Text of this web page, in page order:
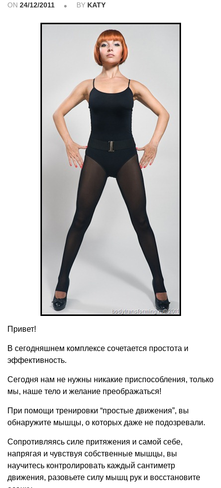
ON 24/12/2011 BY KATY
Привет!
В сегодняшнем комплексе сочетается простота и
эффективность.
Сегодня нам не нужны никакие приспособления, только
мы, наше тело и желание преображаться!
При помощи тренировки “простые движения”, вы
обнаружите мышцы, о которых даже не подозревали.
Сопротивляясь силе притяжения и самой себе,
напрягая и чувствуя собственные мышцы, вы
научитесь контролировать каждый сантиметр
движения, разовьете силу мышц рук и восстановите